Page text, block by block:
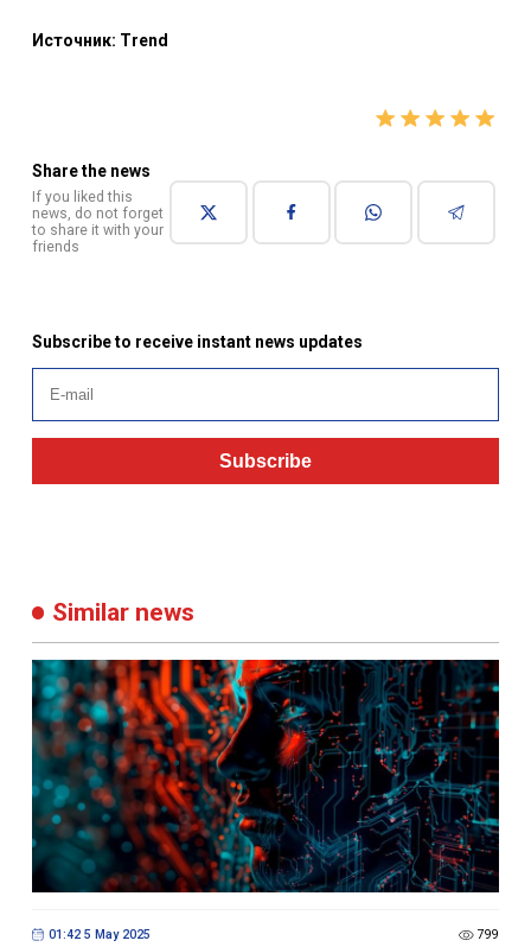
Источник: Trend
Share the news
If you liked this
news, do not forget
to share it with your
friends
Subscribe to receive instant news updates
Subscribe
Similar news
01:42 5 May 2025 799